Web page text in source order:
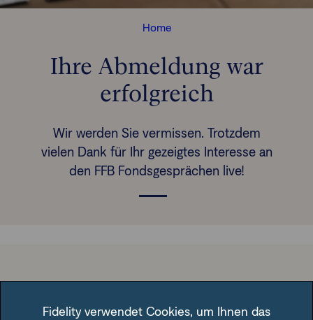
Ansprechpartner
Anlegende
Newsletter
Home
Ihre Abmeldung war
erfolgreich
Wir werden Sie vermissen. Trotzdem
vielen Dank für Ihr gezeigtes Interesse an
den FFB Fondsgesprächen live!
Rechtliche Hinweise
Fidelity verwendet Cookies, um Ihnen das